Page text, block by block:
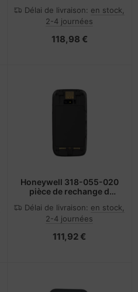
Batterie
Délai de livraison: en stock,
2-4 journées
118,98 €
Honeywell 318-055-020
pièce de rechange d
Batterie
Délai de livraison: en stock,
2-4 journées
111,92 €